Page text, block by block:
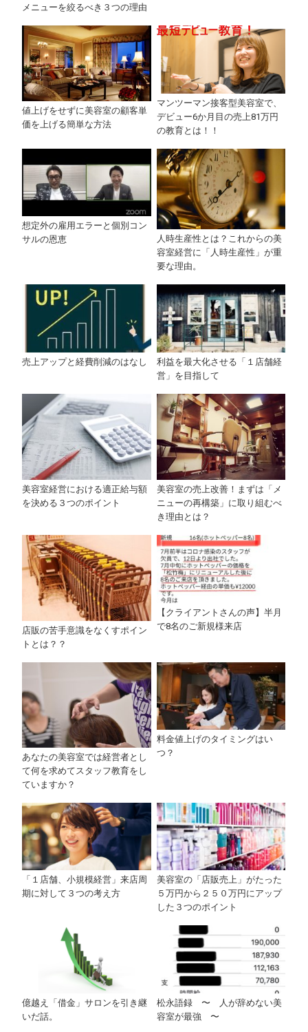
メニューを絞るべき３つの理由
値上げをせずに美容室の顧客単
価を上げる簡単な方法
マンツーマン接客型美容室で、
デビュー6か月目の売上81万円
の教育とは！！
想定外の雇用エラーと個別コン
サルの恩恵
人時生産性とは？これからの美
容室経営に「人時生産性」が重
要な理由。
売上アップと経費削減のはなし
利益を最大化させる「１店舗経
営」を目指して
美容室経営における適正給与額
を決める３つのポイント
美容室の売上改善！まずは「メ
ニューの再構築」に取り組むべ
き理由とは？
店販の苦手意識をなくすポイン
トとは？？
【クライアントさんの声】半月
で8名のご新規様来店
あなたの美容室では経営者とし
て何を求めてスタッフ教育をし
ていますか？
料金値上げのタイミングはい
つ？
「１店舗、小規模経営」来店周
期に対して３つの考え方
美容室の「店販売上」がたった
５万円から２５０万円にアップ
した３つのポイント
億越え「借金」サロンを引き継
いだ話。
松永語録 〜 人が辞めない美
容室が最強 〜